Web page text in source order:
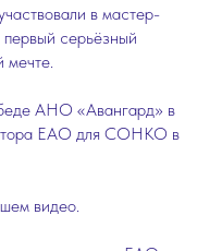
в мастер-
серьёзный
мечте.
АНО «Авангард» в
ЕАО для СОНКО в
видео.